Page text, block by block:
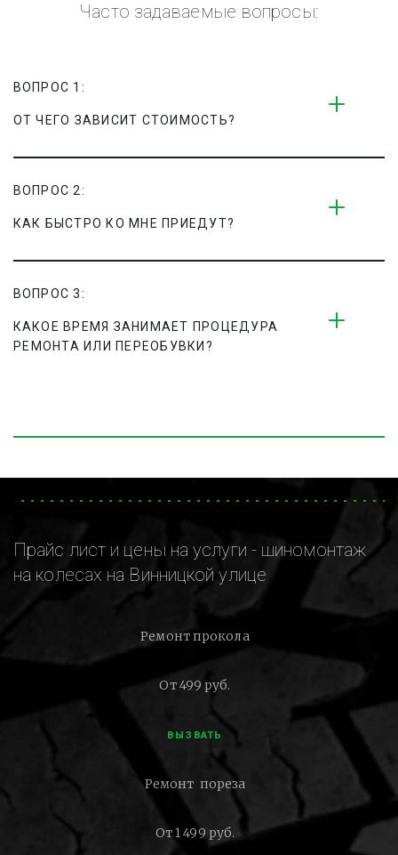
Часто задаваемые вопросы:
ВОПРОС 1:
ОТ ЧЕГО ЗАВИСИТ СТОИМОСТЬ?
ВОПРОС 2:
КАК БЫСТРО КО МНЕ ПРИЕДУТ?
ВОПРОС 3:
КАКОЕ ВРЕМЯ ЗАНИМАЕТ ПРОЦЕДУРА
РЕМОНТА ИЛИ ПЕРЕОБУВКИ?
Прайс лист и цены на услуги - шиномонтаж
на колесах на Винницкой улице
Ремонт прокола
От 499 руб.
ВЫЗВАТЬ
Ремонт пореза
От 1 499 руб.